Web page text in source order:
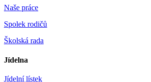
Naše práce
Spolek rodičů
Školská rada
Jídelna
Jídelní lístek